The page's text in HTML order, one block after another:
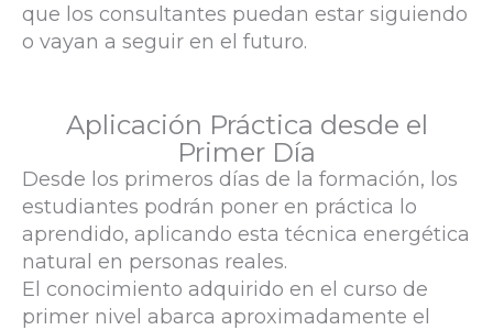
que los consultantes puedan estar siguiendo
o vayan a seguir en el futuro.
Aplicación Práctica desde el
Primer Día
Desde los primeros días de la formación, los
estudiantes podrán poner en práctica lo
aprendido, aplicando esta técnica energética
natural en personas reales.
El conocimiento adquirido en el curso de
primer nivel abarca aproximadamente el